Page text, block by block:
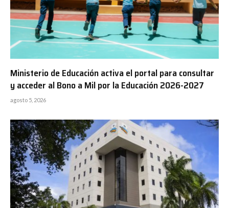
Ministerio de Educación activa el portal para consultar
y acceder al Bono a Mil por la Educación 2026-2027
agosto 5, 2026